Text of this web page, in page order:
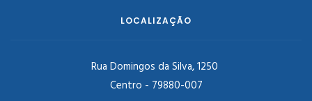
LOCALIZAÇÃO
Rua Domingos da Silva, 1250
Centro - 79880-007